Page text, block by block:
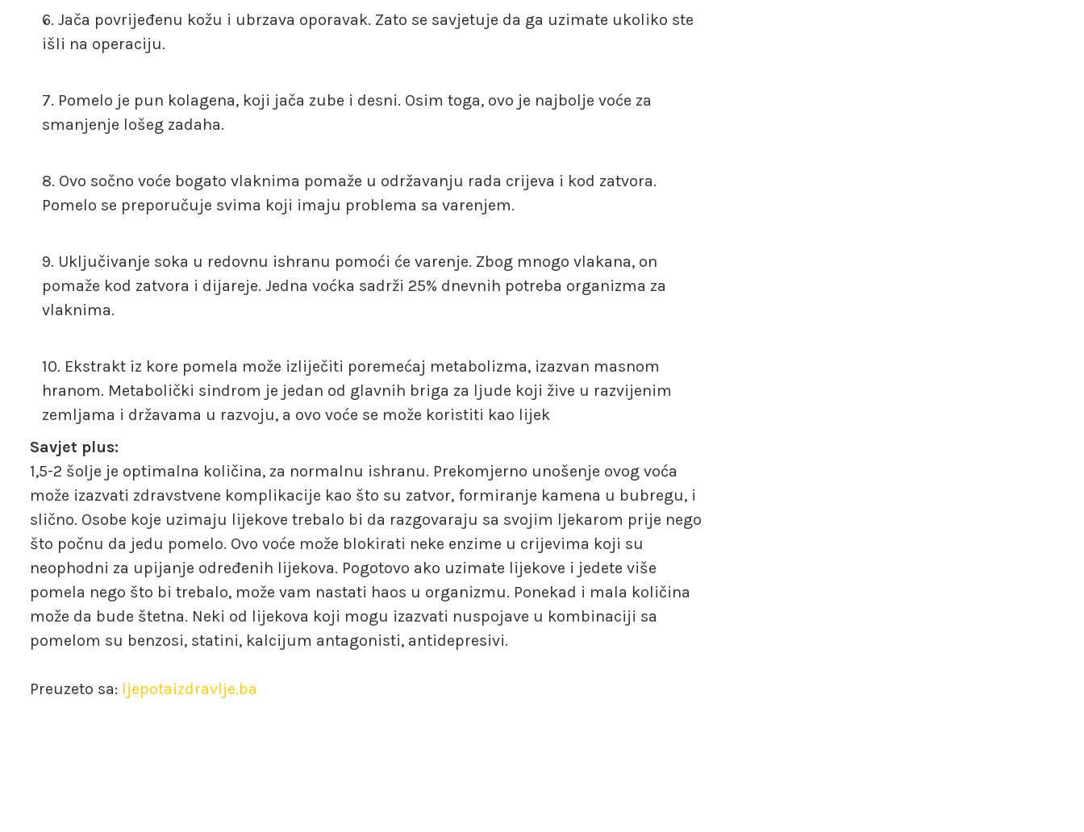
Jača povrijeđenu kožu i ubrzava oporavak. Zato se savjetuje da ga uzimate ukoliko ste
išli na operaciju.
Pomelo je pun kolagena, koji jača zube i desni. Osim toga, ovo je najbolje voće za
smanjenje lošeg zadaha.
Ovo sočno voće bogato vlaknima pomaže u održavanju rada crijeva i kod zatvora.
Pomelo se preporučuje svima koji imaju problema sa varenjem.
Uključivanje soka u redovnu ishranu pomoći će varenje. Zbog mnogo vlakana, on
pomaže kod zatvora i dijareje. Jedna voćka sadrži 25% dnevnih potreba organizma za
vlaknima.
Ekstrakt iz kore pomela može izliječiti poremećaj metabolizma, izazvan masnom
hranom. Metabolički sindrom je jedan od glavnih briga za ljude koji žive u razvijenim
zemljama i državama u razvoju, a ovo voće se može koristiti kao lijek
Savjet plus:
1,5-2 šolje je optimalna količina, za normalnu ishranu. Prekomjerno unošenje ovog voća
može izazvati zdravstvene komplikacije kao što su zatvor, formiranje kamena u bubregu, i
slično. Osobe koje uzimaju lijekove trebalo bi da razgovaraju sa svojim ljekarom prije nego
što počnu da jedu pomelo. Ovo voće može blokirati neke enzime u crijevima koji su
neophodni za upijanje određenih lijekova. Pogotovo ako uzimate lijekove i jedete više
pomela nego što bi trebalo, može vam nastati haos u organizmu. Ponekad i mala količina
može da bude štetna. Neki od lijekova koji mogu izazvati nuspojave u kombinaciji sa
pomelom su benzosi, statini, kalcijum antagonisti, antidepresivi.
Preuzeto sa: ljepotaizdravlje.ba